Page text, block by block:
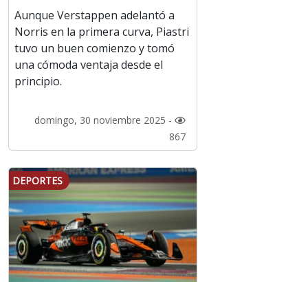
Aunque Verstappen adelantó a
Norris en la primera curva, Piastri
tuvo un buen comienzo y tomó
una cómoda ventaja desde el
principio.
domingo, 30 noviembre 2025 -
867
DEPORTES